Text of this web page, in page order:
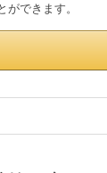
できます。